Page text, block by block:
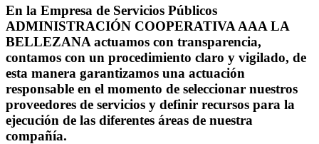
En la Empresa de Servicios Públicos
ADMINISTRACIÓN COOPERATIVA AAA LA
BELLEZANA actuamos con transparencia,
contamos con un procedimiento claro y vigilado, de
esta manera garantizamos una actuación
responsable en el momento de seleccionar nuestros
proveedores de servicios y definir recursos para la
ejecución de las diferentes áreas de nuestra
compañía.